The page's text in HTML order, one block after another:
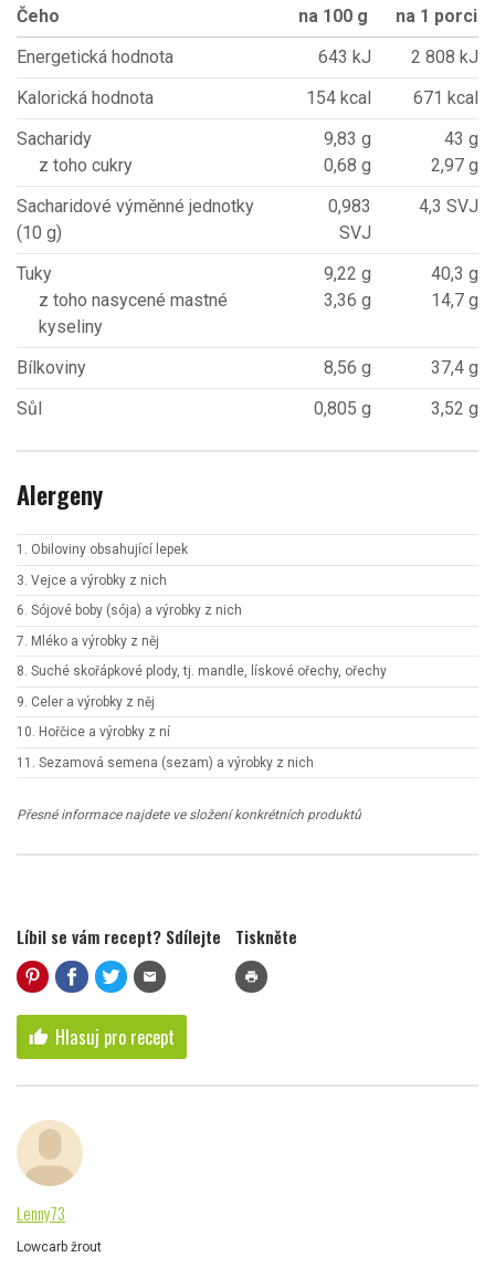
Čeho na 100 g
na 1 porci
Energetická hodnota
643 kJ
2 808 kJ
Kalorická hodnota
154 kcal
671 kcal
Sacharidy
z toho cukry
9,83 g
0,68 g
43 g
2,97 g
Sacharidové výměnné jednotky
(10 g)
0,983
SVJ
4,3 SVJ
Tuky
z toho nasycené mastné
kyseliny
9,22 g
3,36 g
40,3 g
14,7 g
Bílkoviny 8,56 g
37,4 g
Sůl
0,805 g 3,52 g
Alergeny
1. Obiloviny obsahující lepek
3. Vejce a výrobky z nich
6. Sójové boby (sója) a výrobky z nich
7. Mléko a výrobky z něj
8. Suché skořápkové plody, tj. mandle, lískové ořechy, ořechy
9. Celer a výrobky z něj
10. Hořčice a výrobky z ní
11. Sezamová semena (sezam) a výrobky z nich
Přesné informace najdete ve složení konkrétních produktů
Líbil se vám recept? Sdílejte
mail
Tiskněte
print
thumb_up Hlasuj pro recept
Lenny73
Lowcarb žrout